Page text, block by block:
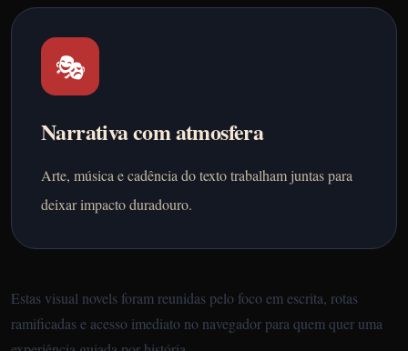
🎭
Narrativa com atmosfera
Arte, música e cadência do texto trabalham juntas para
deixar impacto duradouro.
Estas visual novels foram reunidas pelo foco em escrita, rotas
ramificadas e acesso imediato no navegador para quem quer uma